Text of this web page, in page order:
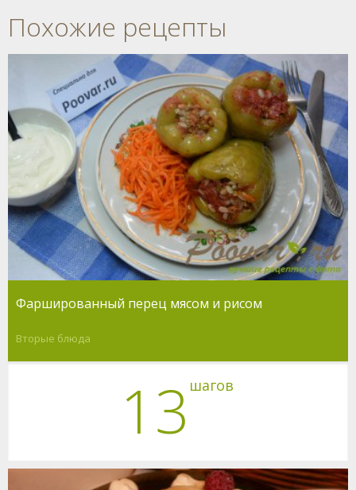
Похожие рецепты
Фаршированный перец мясом и рисом
Вторые блюда
13 шагов